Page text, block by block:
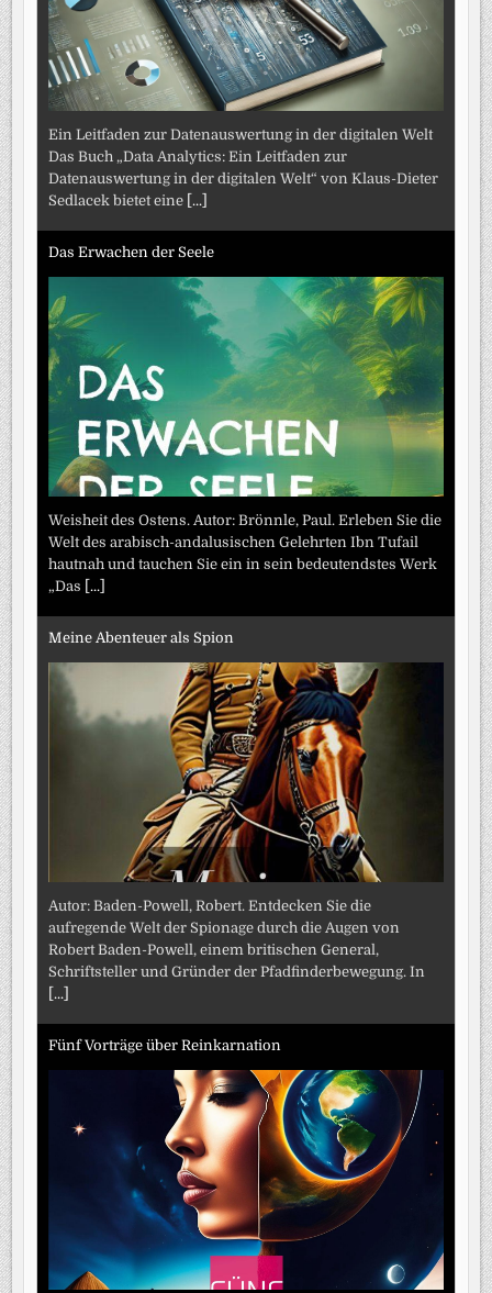
Ein Leitfaden zur Datenauswertung in der digitalen Welt
Das Buch „Data Analytics: Ein Leitfaden zur
Datenauswertung in der digitalen Welt“ von Klaus-Dieter
Sedlacek bietet eine [...]
Das Erwachen der Seele
Weisheit des Ostens. Autor: Brönnle, Paul. Erleben Sie die
Welt des arabisch-andalusischen Gelehrten Ibn Tufail
hautnah und tauchen Sie ein in sein bedeutendstes Werk
„Das [...]
Meine Abenteuer als Spion
Autor: Baden-Powell, Robert. Entdecken Sie die
aufregende Welt der Spionage durch die Augen von
Robert Baden-Powell, einem britischen General,
Schriftsteller und Gründer der Pfadfinderbewegung. In
[...]
Fünf Vorträge über Reinkarnation